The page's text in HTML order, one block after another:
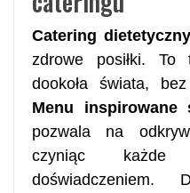
Catering dietetyczny
zdrowe posiłki. To
dookoła świata,
Menu inspirowane
pozwala na
czyniąc każde
doświadczeniem.